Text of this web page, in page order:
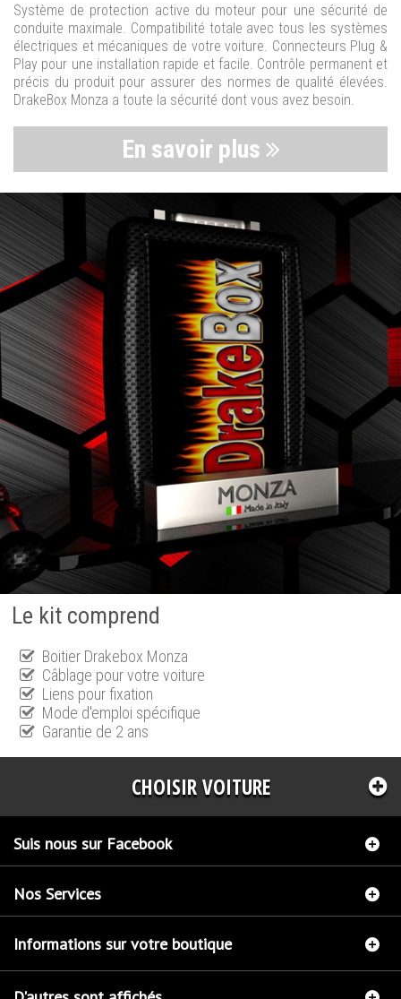
Système de protection active du moteur pour une sécurité de
conduite maximale. Compatibilité totale avec tous les systèmes
électriques et mécaniques de votre voiture. Connecteurs Plug &
Play pour une installation rapide et facile. Contrôle permanent et
précis du produit pour assurer des normes de qualité élevées.
DrakeBox Monza a toute la sécurité dont vous avez besoin.
En savoir plus
Le kit comprend
Boitier Drakebox Monza
Câblage pour votre voiture
Liens pour fixation
Mode d'emploi spécifique
Garantie de 2 ans
CHOISIR VOITURE
Suis nous sur Facebook
Nos Services
Informations sur votre boutique